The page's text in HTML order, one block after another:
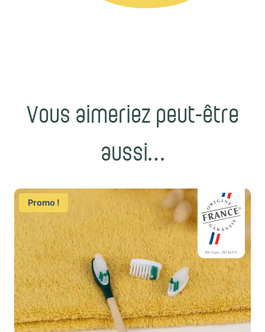
Vous aimeriez peut-être
aussi…
Promo !